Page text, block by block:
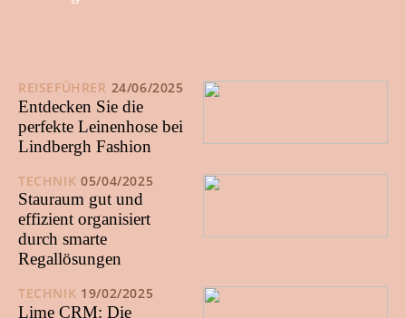
REISEFÜHRER 24/06/2025
Entdecken Sie die
perfekte Leinenhose bei
Lindbergh Fashion
TECHNIK 05/04/2025
Stauraum gut und
effizient organisiert
durch smarte
Regallösungen
TECHNIK 19/02/2025
Lime CRM: Die